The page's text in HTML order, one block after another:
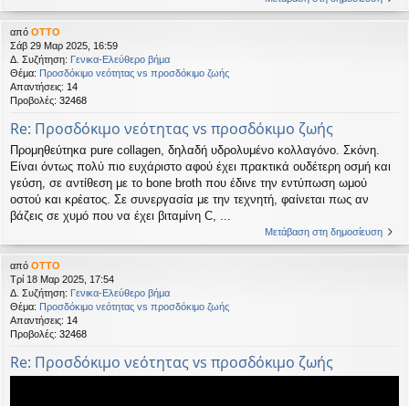
από OTTO
Σάβ 29 Μαρ 2025, 16:59
Δ. Συζήτηση: Γενικα-Ελεύθερο βήμα
Θέμα: Προσδόκιμο νεότητας vs προσδόκιμο ζωής
Απαντήσεις: 14
Προβολές: 32468
Re: Προσδόκιμο νεότητας vs προσδόκιμο ζωής
Προμηθεύτηκα pure collagen, δηλαδή υδρολυμένο κολλαγόνο. Σκόνη.
Είναι όντως πολύ πιο ευχάριστο αφού έχει πρακτικά ουδέτερη οσμή και
γεύση, σε αντίθεση με το bone broth που έδινε την εντύπωση ωμού
οστού και κρέατος. Σε συνεργασία με την τεχνητή, φαίνεται πως αν
βάζεις σε χυμό που να έχει βιταμίνη C, ...
Μετάβαση στη δημοσίευση
από OTTO
Τρί 18 Μαρ 2025, 17:54
Δ. Συζήτηση: Γενικα-Ελεύθερο βήμα
Θέμα: Προσδόκιμο νεότητας vs προσδόκιμο ζωής
Απαντήσεις: 14
Προβολές: 32468
Re: Προσδόκιμο νεότητας vs προσδόκιμο ζωής